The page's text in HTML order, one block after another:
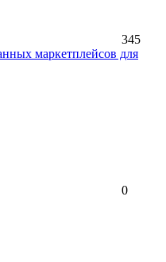
345
маркетплейсов для
0